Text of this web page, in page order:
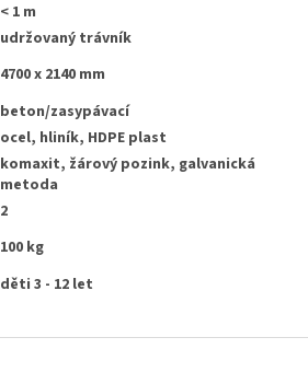
< 1 m
udržovaný trávník
4700 x 2140 mm
beton/zasypávací
ocel, hliník, HDPE plast
komaxit, žárový pozink, galvanická
metoda
2
100 kg
děti 3 - 12 let